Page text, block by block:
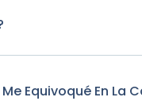
Equivoqué En La